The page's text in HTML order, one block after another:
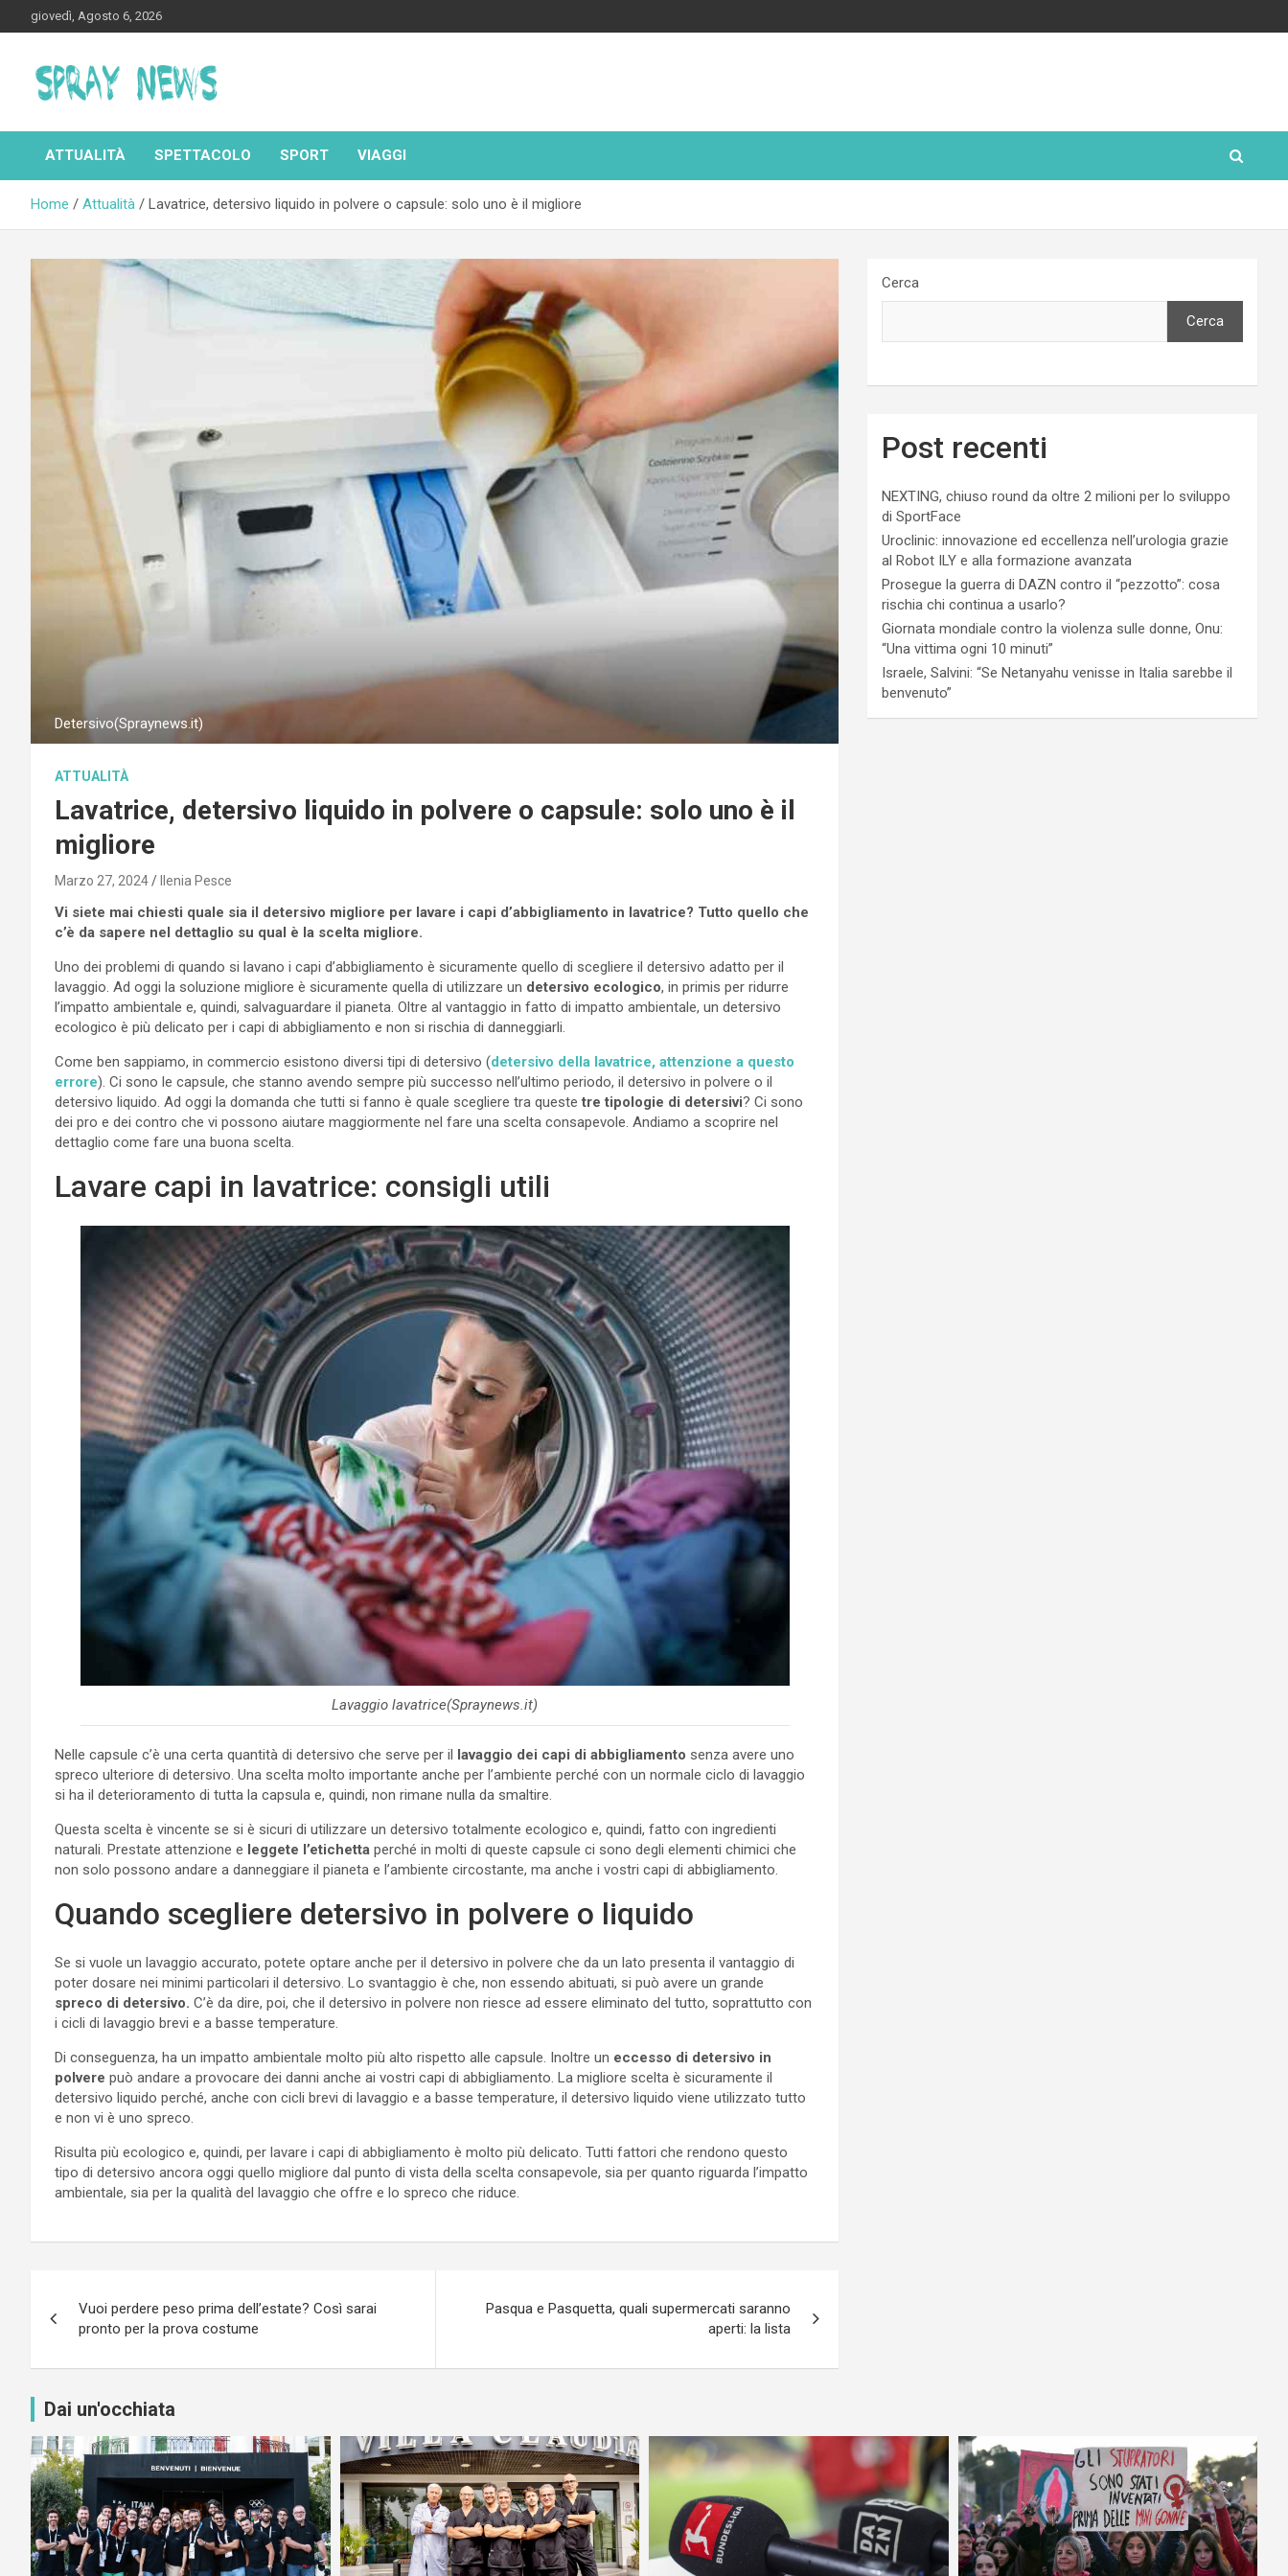
to
giovedì, Agosto 6, 2026
Spraynews.it
ATTUALITÀ SPETTACOLO SPORT VIAGGI
Home Attualità Lavatrice, detersivo liquido in polvere o capsule: solo uno è il migliore
Detersivo(Spraynews.it)
ATTUALITÀ
Lavatrice, detersivo liquido in polvere o capsule: solo uno è il
migliore
Marzo 27, 2024 Ilenia Pesce
Vi siete mai chiesti quale sia il detersivo migliore per lavare i capi d’abbigliamento in lavatrice? Tutto quello che
c’è da sapere nel dettaglio su qual è la scelta migliore.
Uno dei problemi di quando si lavano i capi d’abbigliamento è sicuramente quello di scegliere il detersivo adatto per il
lavaggio. Ad oggi la soluzione migliore è sicuramente quella di utilizzare un detersivo ecologico, in primis per ridurre
l’impatto ambientale e, quindi, salvaguardare il pianeta. Oltre al vantaggio in fatto di impatto ambientale, un detersivo
ecologico è più delicato per i capi di abbigliamento e non si rischia di danneggiarli.
Come ben sappiamo, in commercio esistono diversi tipi di detersivo (detersivo della lavatrice, attenzione a questo
errore). Ci sono le capsule, che stanno avendo sempre più successo nell’ultimo periodo, il detersivo in polvere o il
detersivo liquido. Ad oggi la domanda che tutti si fanno è quale scegliere tra queste tre tipologie di detersivi? Ci sono
dei pro e dei contro che vi possono aiutare maggiormente nel fare una scelta consapevole. Andiamo a scoprire nel
dettaglio come fare una buona scelta.
Lavare capi in lavatrice: consigli utili
Lavaggio lavatrice(Spraynews.it)
Nelle capsule c’è una certa quantità di detersivo che serve per il lavaggio dei capi di abbigliamento senza avere uno
spreco ulteriore di detersivo. Una scelta molto importante anche per l’ambiente perché con un normale ciclo di lavaggio
si ha il deterioramento di tutta la capsula e, quindi, non rimane nulla da smaltire.
Questa scelta è vincente se si è sicuri di utilizzare un detersivo totalmente ecologico e, quindi, fatto con ingredienti
naturali. Prestate attenzione e leggete l’etichetta perché in molti di queste capsule ci sono degli elementi chimici che
non solo possono andare a danneggiare il pianeta e l’ambiente circostante, ma anche i vostri capi di abbigliamento.
Quando scegliere detersivo in polvere o liquido
Se si vuole un lavaggio accurato, potete optare anche per il detersivo in polvere che da un lato presenta il vantaggio di
poter dosare nei minimi particolari il detersivo. Lo svantaggio è che, non essendo abituati, si può avere un grande
spreco di detersivo. C’è da dire, poi, che il detersivo in polvere non riesce ad essere eliminato del tutto, soprattutto con
i cicli di lavaggio brevi e a basse temperature.
Di conseguenza, ha un impatto ambientale molto più alto rispetto alle capsule. Inoltre un eccesso di detersivo in
polvere può andare a provocare dei danni anche ai vostri capi di abbigliamento. La migliore scelta è sicuramente il
detersivo liquido perché, anche con cicli brevi di lavaggio e a basse temperature, il detersivo liquido viene utilizzato tutto
e non vi è uno spreco.
Risulta più ecologico e, quindi, per lavare i capi di abbigliamento è molto più delicato. Tutti fattori che rendono questo
tipo di detersivo ancora oggi quello migliore dal punto di vista della scelta consapevole, sia per quanto riguarda l’impatto
ambientale, sia per la qualità del lavaggio che offre e lo spreco che riduce.
articoli
Vuoi perdere peso prima dell’estate? Così sarai
pronto per la prova costume
Pasqua e Pasquetta, quali supermercati saranno
aperti: la lista
Cerca
Cerca
Post recenti
NEXTING, chiuso round da oltre 2 milioni per lo sviluppo
di SportFace
Uroclinic: innovazione ed eccellenza nell’urologia grazie
al Robot ILY e alla formazione avanzata
Prosegue la guerra di DAZN contro il “pezzotto”: cosa
rischia chi continua a usarlo?
Giornata mondiale contro la violenza sulle donne, Onu:
“Una vittima ogni 10 minuti”
Israele, Salvini: “Se Netanyahu venisse in Italia sarebbe il
benvenuto”
Dai un'occhiata